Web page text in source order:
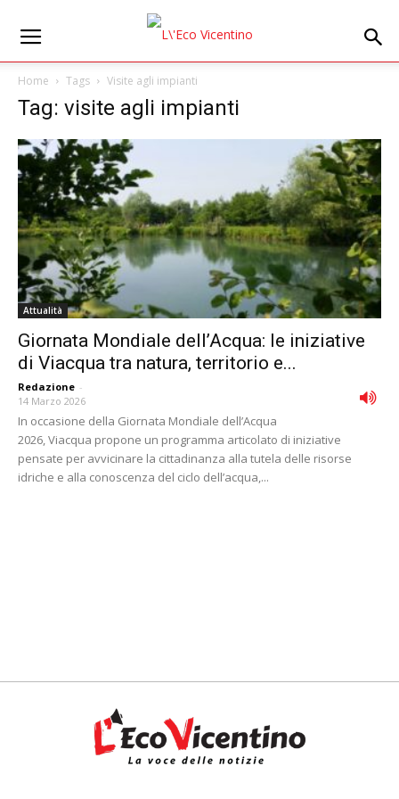
Home Tags Visite agli impianti
Tag: visite agli impianti
Attualità
Giornata Mondiale dell’Acqua: le iniziative
di Viacqua tra natura, territorio e...
Redazione -
14 Marzo 2026
In occasione della Giornata Mondiale dell’Acqua
2026, Viacqua propone un programma articolato di iniziative
pensate per avvicinare la cittadinanza alla tutela delle risorse
idriche e alla conoscenza del ciclo dell’acqua,...